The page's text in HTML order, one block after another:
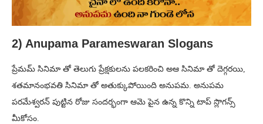
2) Anupama Parameswaran Slogans
ప్రేమమ్ సినిమా తో తెలుగు ప్రేక్షకులను పలకరించి అఆ సినిమా తో దెగ్గరయి,
శతమానంభవతి సినిమా తో అతుక్కుపోయింది అనుపమ. అనుపమ
పరమేశ్వరన్ పుట్టిన రోజు సందర్భంగా ఆమె పైన ఉన్న కొన్ని టాప్ స్లొగన్స్
మీకోసం.